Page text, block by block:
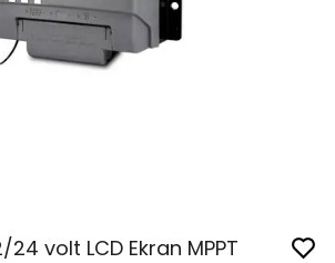
24 volt LCD Ekran MPPT